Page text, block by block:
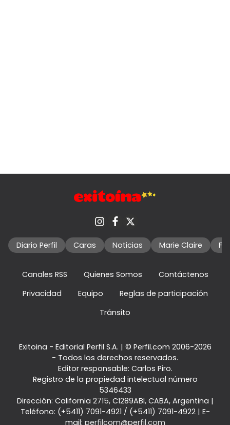
Diario Perfil Caras Noticias Marie Claire
Canales RSS Quienes Somos
Contáctenos
Privacidad
Equipo
Reglas de participación
Tránsito
Exitoina - Editorial Perfil S.A. | © Perfil.com 2006-2026
- Todos los derechos reservados.
Editor responsable: Carlos Piro.
Registro de la propiedad intelectual número
5346433
Dirección: California 2715, C1289ABI, CABA, Argentina |
Teléfono: (+5411) 7091-4921 / (+5411) 7091-4922| E-
mail: perfilcom@perfil.com